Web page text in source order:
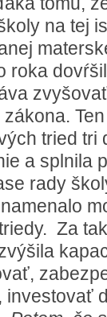
na tej
roka
tried tri
a splnila
rady
Za